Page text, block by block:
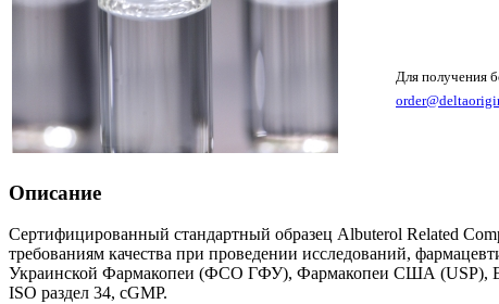
Для получения
Описание
Сертифицированный стандартный образец Albuterol Related
требованиям качества при проведении исследований,
Украинской Фармакопеи (ФСО ГФУ), Фармакопеи США (USP),
ISO раздел 34, cGMP.